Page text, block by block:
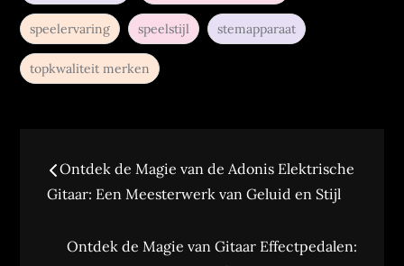
speelervaring speelstijl stemapparaat
topkwaliteit merken
Berichtnavigatie
Ontdek de Magie van de Adonis Elektrische
Gitaar: Een Meesterwerk van Geluid en Stijl
Ontdek de Magie van Gitaar Effectpedalen: